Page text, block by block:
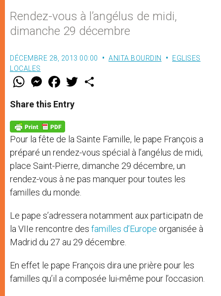
Rendez-vous à l’angélus de midi,
dimanche 29 décembre
DÉCEMBRE 28, 2013 00:00 ANITA BOURDIN
EGLISES
LOCALES
W
t
s
p
p
M
e
s
e
g
e
r
F
a
e
b
o
k
w
Share this Entry
Pour la fête de la Sainte Famille, le pape François a
préparé un rendez-vous spécial à l’angélus de midi,
place Saint-Pierre, dimanche 29 décembre, un
rendez-vous à ne pas manquer pour toutes les
familles du monde.
Le pape s’adressera notamment aux participatn de
la VIIe rencontre des familles d’Europe organisée à
Madrid du 27 au 29 décembre.
En effet le pape François dira une prière pour les
familles qu’il a composée lui-même pour l’occasion.